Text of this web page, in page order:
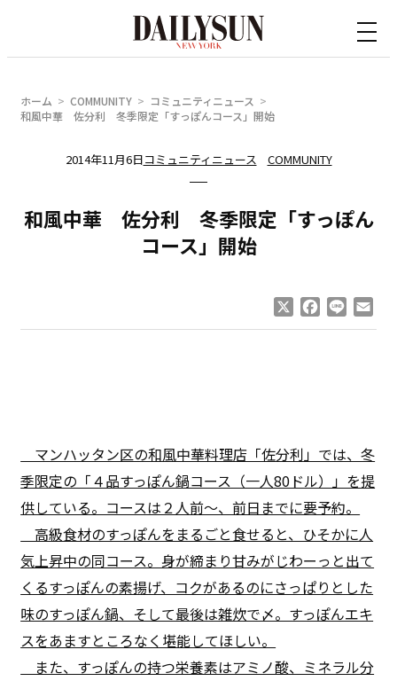
ホーム COMMUNITY
コミュニティニュース
和風中華 佐分利 冬季限定「すっぽんコース」開始
2014年11月6日コミュニティニュース COMMUNITY
和風中華 佐分利 冬季限定「すっぽん
コース」開始
Facebook
Line
マンハッタン区の和風中華料理店「佐分利」では、冬
季限定の「４品すっぽん鍋コース（一人80ドル）」を提
供している。コースは２人前～、前日までに要予約。
高級食材のすっぽんをまるごと食せると、ひそかに人
気上昇中の同コース。身が締まり甘みがじわーっと出て
くるすっぽんの素揚げ、コクがあるのにさっぱりとした
味のすっぽん鍋、そして最後は雑炊で〆。すっぽんエキ
スをあますところなく堪能してほしい。
また、すっぽんの持つ栄養素はアミノ酸、ミネラル分